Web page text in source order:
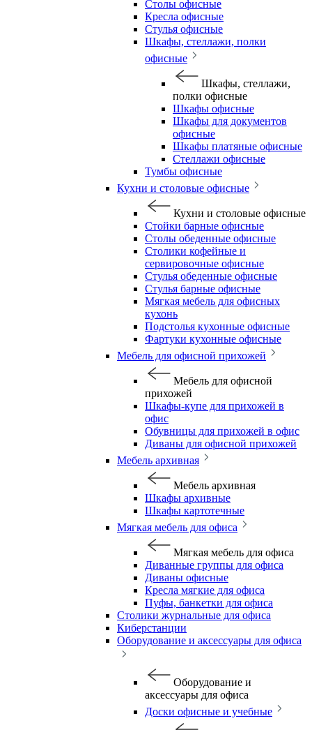
Столы офисные
Кресла офисные
Стулья офисные
Шкафы, стеллажи, полки
офисные
Шкафы, стеллажи,
полки офисные
Шкафы офисные
Шкафы для документов
офисные
Шкафы платяные офисные
Стеллажи офисные
Тумбы офисные
Кухни и столовые офисные
Кухни и столовые офисные
Стойки барные офисные
Столы обеденные офисные
Столики кофейные и
сервировочные офисные
Стулья обеденные офисные
Стулья барные офисные
Мягкая мебель для офисных
кухонь
Подстолья кухонные офисные
Фартуки кухонные офисные
Мебель для офисной прихожей
Мебель для офисной
прихожей
Шкафы-купе для прихожей в
офис
Обувницы для прихожей в офис
Диваны для офисной прихожей
Мебель архивная
Мебель архивная
Шкафы архивные
Шкафы картотечные
Мягкая мебель для офиса
Мягкая мебель для офиса
Диванные группы для офиса
Диваны офисные
Кресла мягкие для офиса
Пуфы, банкетки для офиса
Столики журнальные для офиса
Киберстанции
Оборудование и аксессуары для офиса
Оборудование и
аксессуары для офиса
Доски офисные и учебные